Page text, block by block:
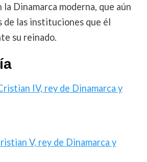
la Dinamarca moderna, que aún
de las instituciones que él
su reinado.
IV, rey de Dinamarca y
V, rey de Dinamarca y